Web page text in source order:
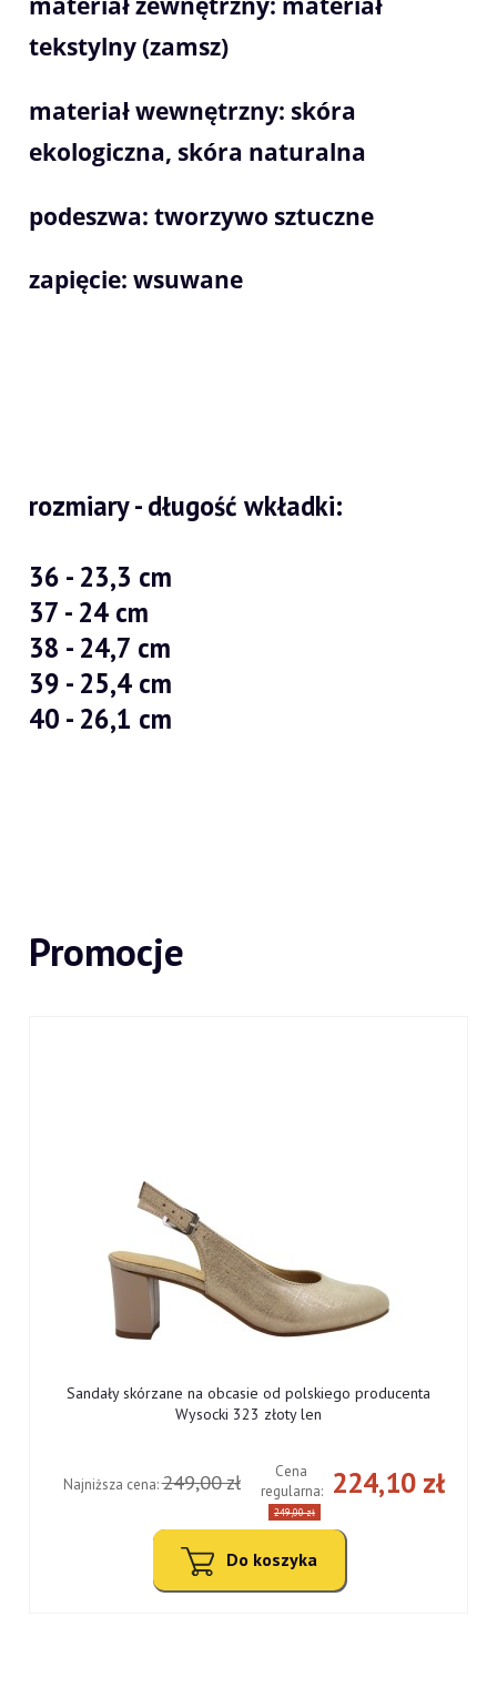
tekstylny (zamsz)
materiał wewnętrzny: skóra
ekologiczna, skóra naturalna
podeszwa: tworzywo sztuczne
zapięcie: wsuwane
rozmiary - długość wkładki:
36 - 23,3 cm
37 - 24 cm
38 - 24,7 cm
39 - 25,4 cm
40 - 26,1 cm
Promocje
Sandały skórzane na obcasie od polskiego producenta
Wysocki 323 złoty len
224,10 zł
Cena
regularna:
249,00 zł
Najniższa cena:249,00 zł
Do koszyka